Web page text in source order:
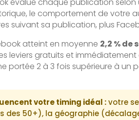
évalue chaque publication
le comportement de votre
suivant sa publication, plus
atteint en moyenne 2,2 % de
leviers gratuits et
portée 2 à 3 fois supérieure à un
votre timing idéal :votre
des 50+), la géographie